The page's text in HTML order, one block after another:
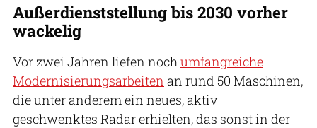
Außerdienststellung bis 2030 vorher
wackelig
Vor zwei Jahren liefen noch umfangreiche
Modernisierungsarbeiten an rund 50 Maschinen,
die unter anderem ein neues, aktiv
geschwenktes Radar erhielten, das sonst in der